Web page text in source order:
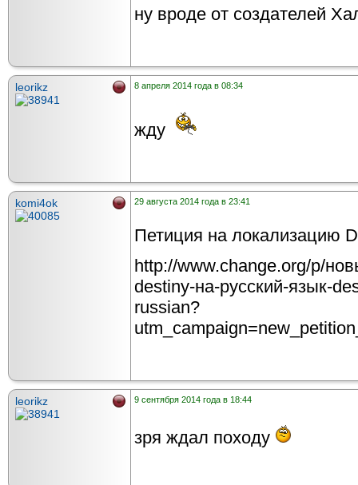
ну вроде от создателей
leorikz 8 апреля 2014 года в 08:34
жду
komi4ok 29 августа 2014 года в 23:41
Петиция на локализацию
http://www.change.org/p/
destiny-на-русский-язык-
russian?
leorikz 9 сентября 2014 года в 18:44
зря ждал походу